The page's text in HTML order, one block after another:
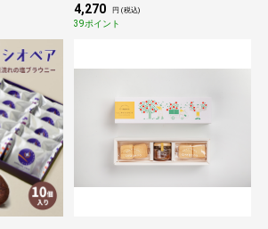
4,270 円 (税込)
39ポイント